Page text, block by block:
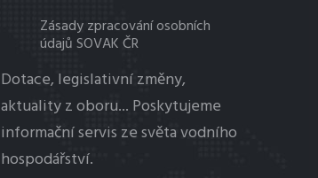
Zásady zpracování osobních
údajů SOVAK ČR
Dotace, legislativní změny,
aktuality z oboru... Poskytujeme
informační servis ze světa vodního
hospodářství.